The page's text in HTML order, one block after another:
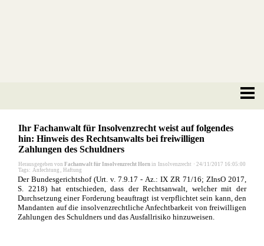
Ihr Fachanwalt für Insolvenzrecht weist auf folgendes
hin: Hinweis des Rechtsanwalts bei freiwilligen
Zahlungen des Schuldners
Herausgegeben von Fachanwalt für Insolvenzrecht Horn in Insolvenzrecht · 24/11/2017 16:05:00
Tags: Anfechtung , Haftung
Der Bundesgerichtshof (Urt. v. 7.9.17 - Az.: IX ZR 71/16; ZInsO 2017,
S. 2218) hat entschieden, dass der Rechtsanwalt, welcher mit der
Durchsetzung einer Forderung beauftragt ist verpflichtet sein kann, den
Mandanten auf die insolvenzrechtliche Anfechtbarkeit von freiwilligen
Zahlungen des Schuldners und das Ausfallrisiko hinzuweisen.